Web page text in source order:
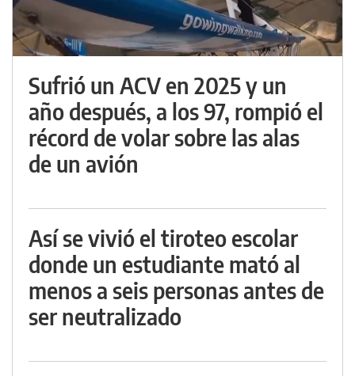
Sufrió un ACV en 2025 y un
año después, a los 97, rompió el
récord de volar sobre las alas
de un avión
Así se vivió el tiroteo escolar
donde un estudiante mató al
menos a seis personas antes de
ser neutralizado